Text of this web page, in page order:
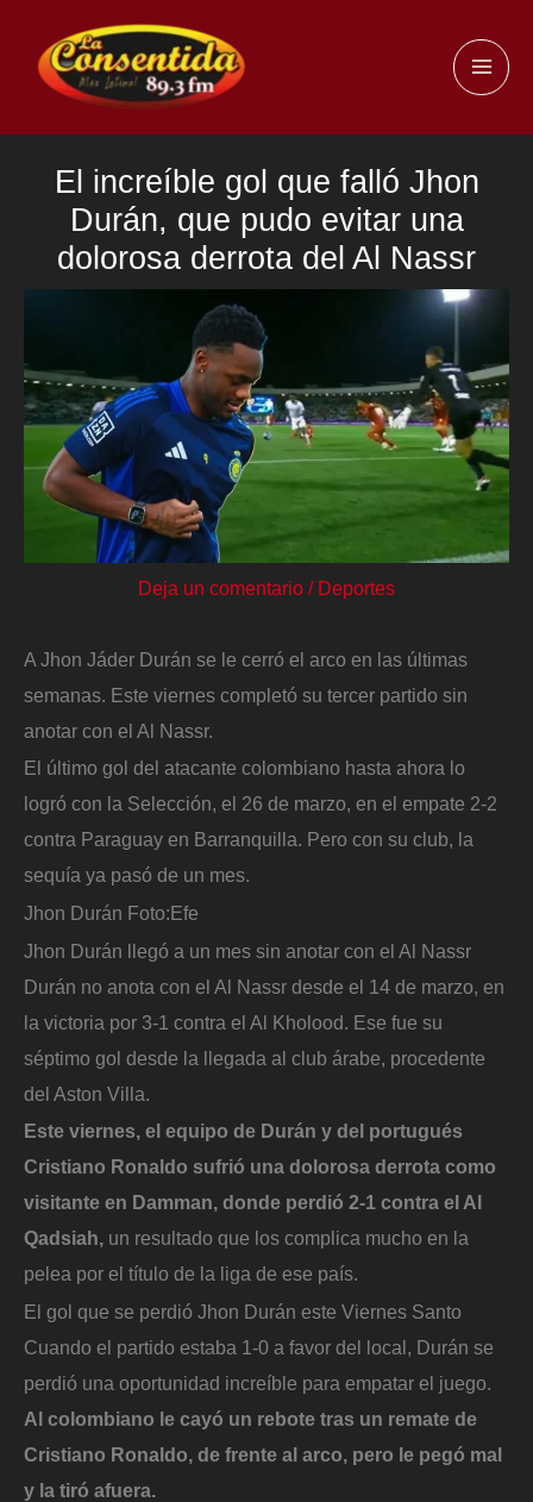
contenido
El increíble gol que falló Jhon
Durán, que pudo evitar una
dolorosa derrota del Al Nassr
Deja un comentario / Deportes
A Jhon Jáder Durán se le cerró el arco en las últimas
semanas. Este viernes completó su tercer partido sin
anotar con el Al Nassr.
El último gol del atacante colombiano hasta ahora lo
logró con la Selección, el 26 de marzo, en el empate 2-2
contra Paraguay en Barranquilla. Pero con su club, la
sequía ya pasó de un mes.
Jhon Durán Foto:Efe
Jhon Durán llegó a un mes sin anotar con el Al Nassr
Durán no anota con el Al Nassr desde el 14 de marzo, en
la victoria por 3-1 contra el Al Kholood. Ese fue su
séptimo gol desde la llegada al club árabe, procedente
del Aston Villa.
Este viernes, el equipo de Durán y del portugués
Cristiano Ronaldo sufrió una dolorosa derrota como
visitante en Damman, donde perdió 2-1 contra el Al
Qadsiah, un resultado que los complica mucho en la
pelea por el título de la liga de ese país.
El gol que se perdió Jhon Durán este Viernes Santo
Cuando el partido estaba 1-0 a favor del local, Durán se
perdió una oportunidad increíble para empatar el juego.
Al colombiano le cayó un rebote tras un remate de
Cristiano Ronaldo, de frente al arco, pero le pegó mal
y la tiró afuera.